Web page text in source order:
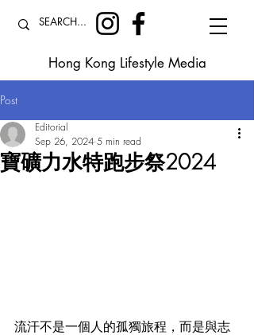
Hong Kong Lifestyle Media
Post
寶礦力水特跑步祭2024
Editorial
Sep 26, 2024 5 min read
流汗不是一個人的孤獨旅程，而是與志